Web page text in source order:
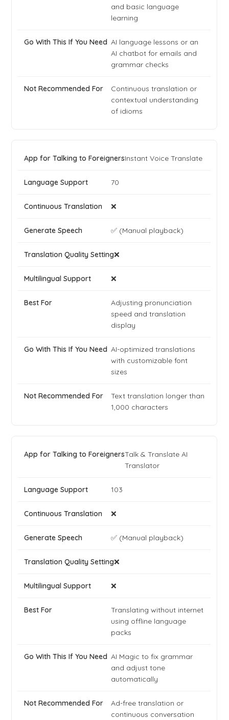
and basic language
learning
AI language lessons or an
AI chatbot for emails and
grammar checks
Continuous translation or
contextual understanding
of idioms
Instant Voice Translate
70
❌
✅ (Manual playback)
❌
❌
Adjusting pronunciation
speed and translation
display
AI-optimized translations
with customizable font
sizes
Text translation longer than
1,000 characters
Talk & Translate AI
Translator
103
❌
✅ (Manual playback)
❌
❌
Translating without internet
using offline language
packs
AI Magic to fix grammar
and adjust tone
automatically
Ad-free translation or
continuous conversation